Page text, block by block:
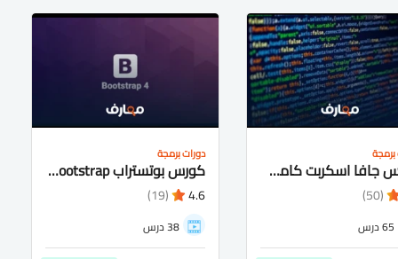
كورس جافا اسكربت كامل شرح عربى للمبتدئيين
(50)
65 درس
دورات برمجة
كورس بوتستراب bootstrap شرح عربى كامل للمتبدئيين
4.6
(19)
38 درس